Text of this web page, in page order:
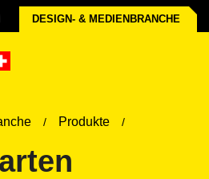
DESIGN- & MEDIEN­BRANCHE
Produkte